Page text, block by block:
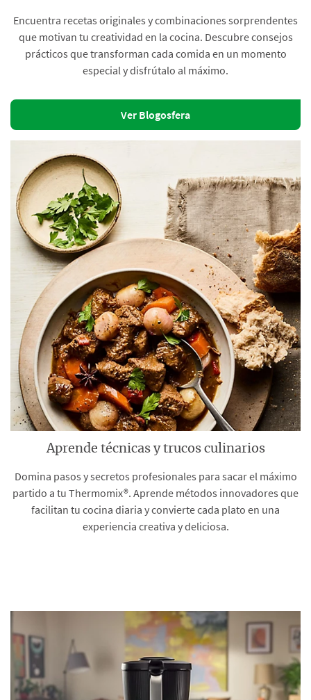
Encuentra recetas originales y combinaciones sorprendentes
que motivan tu creatividad en la cocina. Descubre consejos
prácticos que transforman cada comida en un momento
especial y disfrútalo al máximo.
Ver Blogosfera
Aprende técnicas y trucos culinarios
Domina pasos y secretos profesionales para sacar el máximo
partido a tu Thermomix®. Aprende métodos innovadores que
facilitan tu cocina diaria y convierte cada plato en una
experiencia creativa y deliciosa.